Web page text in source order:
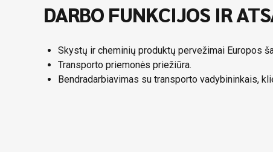
DARBO FUNKCIJOS IR
Skystų ir cheminių produktų pervežimai Europos
Transporto priemonės priežiūra.
Bendradarbiavimas su transporto vadybininkais,